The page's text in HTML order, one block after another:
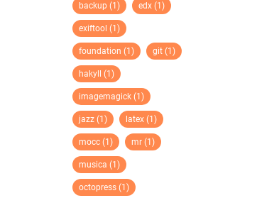
backup (1) edx (1)
exiftool (1)
foundation (1) git (1)
hakyll (1)
imagemagick (1)
jazz (1) latex (1)
mocc (1) mr (1)
musica (1)
octopress (1)